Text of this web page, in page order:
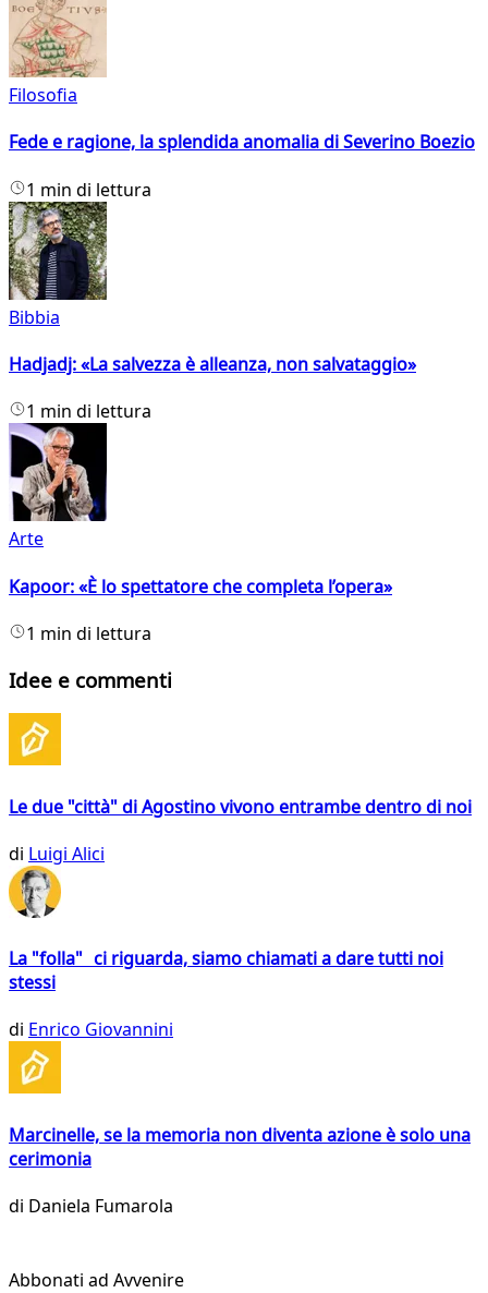
Filosofia
Fede e ragione, la splendida anomalia di Severino Boezio
1 min di lettura
Bibbia
Hadjadj: «La salvezza è alleanza, non salvataggio»
1 min di lettura
Arte
Kapoor: «È lo spettatore che completa l’opera»
1 min di lettura
Idee e commenti
Le due "città" di Agostino vivono entrambe dentro di noi
di Luigi Alici
La "folla" ci riguarda, siamo chiamati a dare tutti noi
stessi
di Enrico Giovannini
Marcinelle, se la memoria non diventa azione è solo una
cerimonia
di Daniela Fumarola
Abbonati ad Avvenire